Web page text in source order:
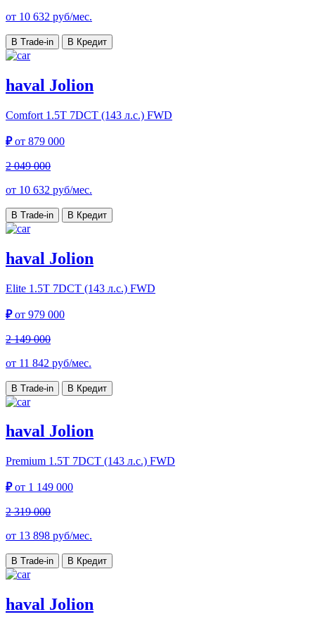
от 10 632 руб/мес.
В Trade-in В Кредит
haval Jolion
Comfort 1.5T 7DCT (143 л.с.) FWD
₽от 879 000
2 049 000
от 10 632 руб/мес.
В Trade-in В Кредит
haval Jolion
Elite 1.5T 7DCT (143 л.с.) FWD
₽от 979 000
2 149 000
от 11 842 руб/мес.
В Trade-in В Кредит
haval Jolion
Premium 1.5T 7DCT (143 л.с.) FWD
₽от 1 149 000
2 319 000
от 13 898 руб/мес.
В Trade-in В Кредит
haval Jolion